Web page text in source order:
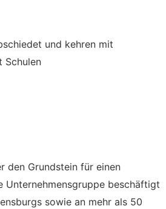
und kehren mit
Schulen
den Grundstein für einen
Unternehmensgruppe beschäftigt
sowie an mehr als 50